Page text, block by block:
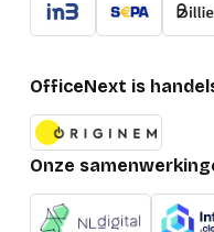
OfficeNext is
Onze